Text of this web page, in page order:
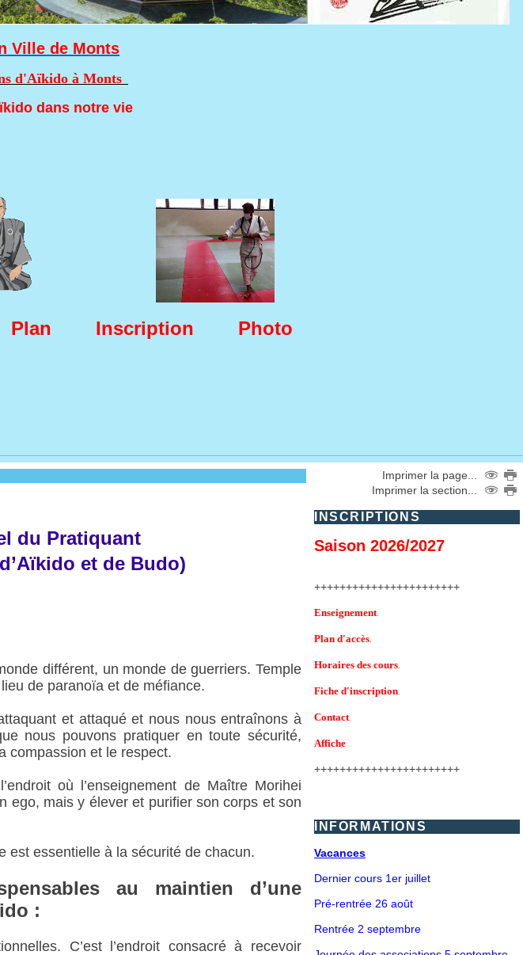
Ville de Monts
d'Aïkido à Monts
dans notre vie
Plan Inscription Photo
du Pratiquant
et de Budo)
différent, un monde de guerriers. Temple
de paranoïa et de méfiance.
et attaqué et nous nous entraînons à
nous pouvons pratiquer en toute sécurité,
compassion et le respect.
où l’enseignement de Maître Morihei
ego, mais y élever et purifier son corps et son
est essentielle à la sécurité de chacun.
au maintien d’une
:
C’est l’endroit consacré à recevoir
Imprimer la page...
Imprimer la section...
INSCRIPTIONS
Saison 2026/2027
+++++++++++++++++++++++
Enseignement.
Plan d'accès.
Horaires des cours.
Fiche d'inscription.
Contact.
Affiche
+++++++++++++++++++++++
INFORMATIONS
Vacances
Dernier cours 1er juillet
Pré-rentrée 26 août
Rentrée 2 septembre